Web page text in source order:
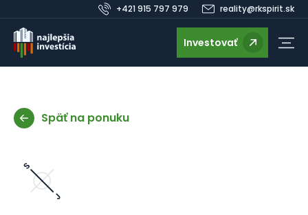
+421 915 797 979 reality@rkspirit.sk
Investovať
Späť na ponuku